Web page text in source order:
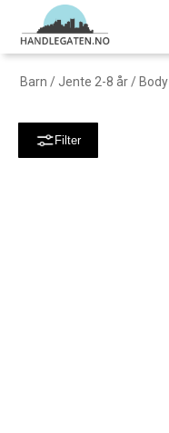
Barn / Jente 2-8 år / Body
Filter